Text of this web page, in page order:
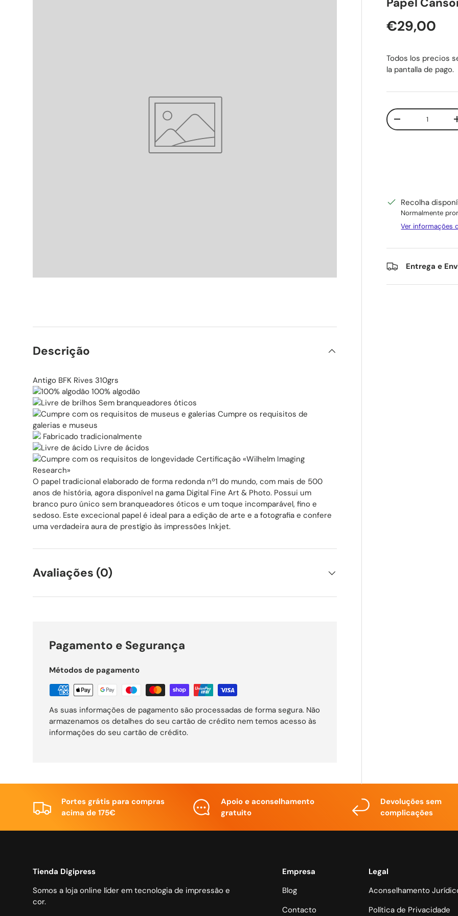
Preço
€29,00
Todos los precios
la pantalla de pago.
Qtd.
Diminuir
Recolha
Normalmente
Ver informações
Entrega e
Descrição
Antigo BFK Rives 310grs
100% algodão
Sem branqueadores óticos
Cumpre os requisitos de
galerias e museus
Fabricado tradicionalmente
Livre de ácidos
Certificação «Wilhelm Imaging
Research»
O papel tradicional elaborado de forma redonda nº1 do mundo, com mais de 500
anos de história, agora disponível na gama Digital Fine Art & Photo. Possui um
branco puro único sem branqueadores óticos e um toque incomparável, fino e
sedoso. Este excecional papel é ideal para a edição de arte e a fotografia e confere
uma verdadeira aura de prestígio às impressões Inkjet.
Avaliações (0)
Pagamento e Segurança
Métodos de pagamento
As suas informações de pagamento são processadas de forma segura. Não
armazenamos os detalhes do seu cartão de crédito nem temos acesso às
informações do seu cartão de crédito.
Portes grátis para compras
acima de 175€
Apoio e aconselhamento
gratuito
Devoluções sem
complicações
Tienda Digipress
Somos a loja online líder em tecnologia de impressão e
cor.
Empresa
Blog
Contacto
Legal
Aconselhamento
Política de Privacidade